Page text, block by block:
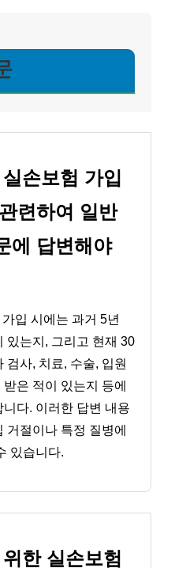
손보험 가입
련하여 일반
에 답변해야
입 시에는 과거 5년
있는지, 그리고 현재 30
검사, 치료, 수술, 입원
은 적이 있는지 등에
다. 이러한 답변 내용
거절이나 특정 질병에
있습니다.
한 실손보험